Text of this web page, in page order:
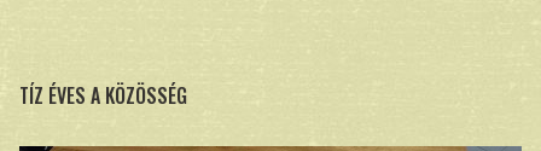
TÍZ ÉVES A KÖZÖSSÉG